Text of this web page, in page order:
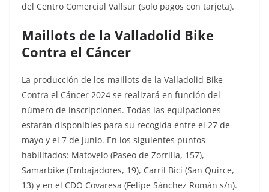
del Centro Comercial Vallsur (solo pagos con tarjeta).
Maillots de la Valladolid Bike
Contra el Cáncer
La producción de los maillots de la Valladolid Bike
Contra el Cáncer 2024 se realizará en función del
número de inscripciones. Todas las equipaciones
estarán disponibles para su recogida entre el 27 de
mayo y el 7 de junio. En los siguientes puntos
habilitados: Matovelo (Paseo de Zorrilla, 157),
Samarbike (Embajadores, 19), Carril Bici (San Quirce,
13) y en el CDO Covaresa (Felipe Sánchez Román s/n).